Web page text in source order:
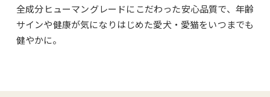
全成分ヒューマングレードにこだわった安心品質で、年齢
サインや健康が気になりはじめた愛犬・愛猫をいつまでも
健やかに。